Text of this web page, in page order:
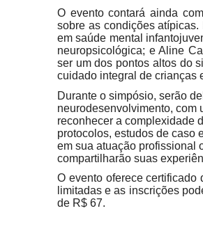
O evento contará ainda
sobre as condições
em saúde mental
neuropsicológica; e Aline
ser um dos pontos altos do
cuidado integral de crianças
Durante o simpósio, serão
neurodesenvolvimento, com
reconhecer a complexidade
protocolos, estudos de caso
em sua atuação profissional
compartilharão suas
O evento oferece
limitadas e as inscrições
de R$ 67.